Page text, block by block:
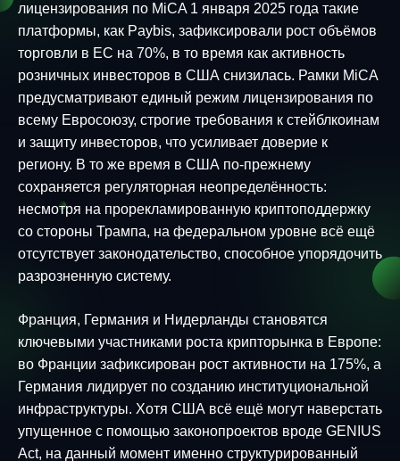
лицензирования по MiCA 1 января 2025 года такие
платформы, как Paybis, зафиксировали рост объёмов
торговли в ЕС на 70%, в то время как активность
розничных инвесторов в США снизилась. Рамки MiCA
предусматривают единый режим лицензирования по
всему Евросоюзу, строгие требования к стейблкоинам
и защиту инвесторов, что усиливает доверие к
региону. В то же время в США по-прежнему
сохраняется регуляторная неопределённость:
несмотря на прорекламированную криптоподдержку
со стороны Трампа, на федеральном уровне всё ещё
отсутствует законодательство, способное упорядочить
разрозненную систему.
Франция, Германия и Нидерланды становятся
ключевыми участниками роста крипторынка в Европе:
во Франции зафиксирован рост активности на 175%, а
Германия лидирует по созданию институциональной
инфраструктуры. Хотя США всё ещё могут наверстать
упущенное с помощью законопроектов вроде GENIUS
Act, на данный момент именно структурированный